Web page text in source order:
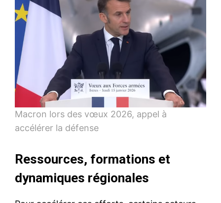
Macron lors des vœux 2026, appel à
accélérer la défense
Ressources, formations et
dynamiques régionales